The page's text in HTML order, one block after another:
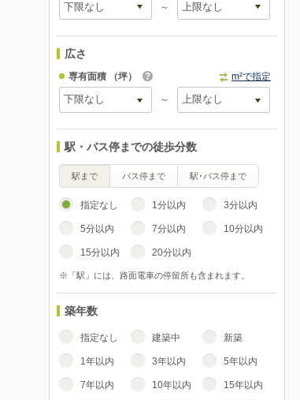
～
広さ
専有面積 （坪） m²で指定
～
駅・バス停までの徒歩分数
駅まで バス停まで 駅･バス停まで
指定なし 1分以内 3分以内
5分以内 7分以内 10分以内
15分以内 20分以内
※「駅」には、路面電車の停留所も含まれます。
築年数
指定なし 建築中 新築
1年以内 3年以内 5年以内
7年以内 10年以内 15年以内